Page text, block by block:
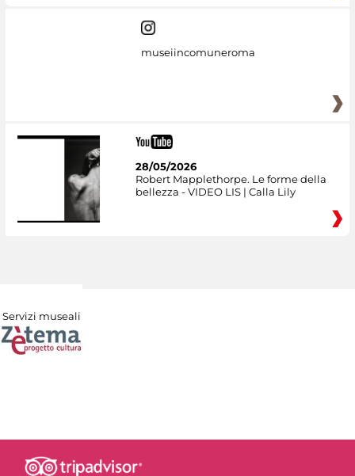
museiincomuneroma
28/05/2026
Robert Mapplethorpe. Le forme della
bellezza - VIDEO LIS | Calla Lily
Servizi museali